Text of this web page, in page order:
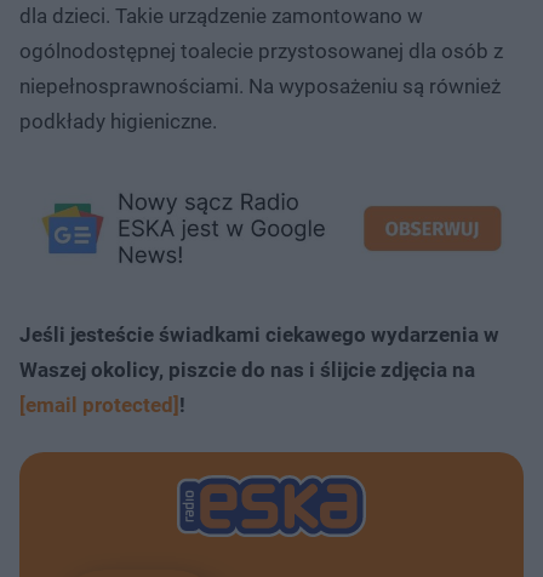
dla dzieci. Takie urządzenie zamontowano w
ogólnodostępnej toalecie przystosowanej dla osób z
niepełnosprawnościami. Na wyposażeniu są również
podkłady higieniczne.
Jeśli jesteście świadkami ciekawego wydarzenia w
Waszej okolicy, piszcie do nas i ślijcie zdjęcia na
[email protected] !